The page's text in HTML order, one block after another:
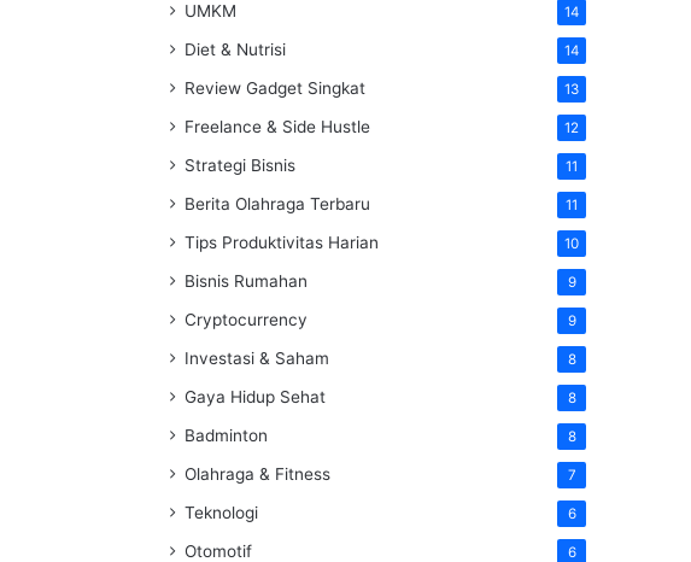
UMKM 14
Diet & Nutrisi 14
Review Gadget Singkat 13
Freelance & Side Hustle 12
Strategi Bisnis 11
Berita Olahraga Terbaru 11
Tips Produktivitas Harian 10
Bisnis Rumahan 9
Cryptocurrency 9
Investasi & Saham 8
Gaya Hidup Sehat 8
Badminton 8
Olahraga & Fitness 7
Teknologi 6
Otomotif 6